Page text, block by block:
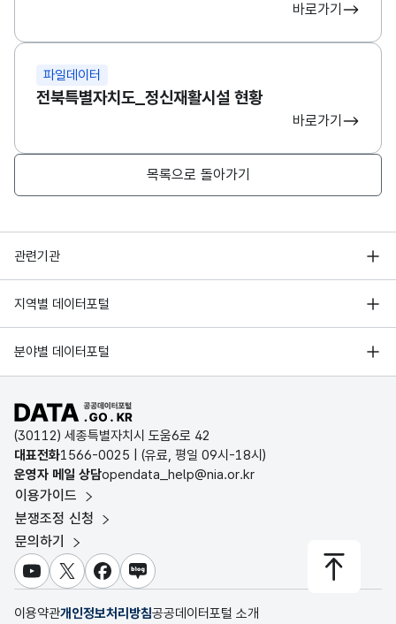
바로가기
파일데이터
전북특별자치도_정신재활시설 현황
바로가기
목록으로 돌아가기
관련기관
행정안전부
한국지능정보사회진흥원
국가정보자원관리원
지역별 데이터포털
서울 열린데이터광장
경기데이터드림
D-데이터허브
인천데이터포털
울산광역시 데이터포털
전남광주통합특별시 빅데이터 플랫폼
대전광역시 데이터포털
세종특별자치시 데이터포털
충청북도 데이터허브
분야별 데이터포털
기상자료개방포털
국토교통부 공간정보오픈플랫폼
환경부 환경데이터포털
문화데이터광장
농림축산식품 공공데이터포털
보건의료빅데이터개방시스템
식품의약품안전처 데이터포털
교육통계서비스
공공데이터포털 바로가기
(30112) 세종특별자치시 도움6로 42
대표전화1566-0025 | (유료, 평일 09시-18시)
운영자 메일 상담opendata_help@nia.or.kr
이용가이드
분쟁조정 신청
문의하기
유튜브X 페이스북
블로그
이용약관개인정보처리방침공공데이터포털 소개